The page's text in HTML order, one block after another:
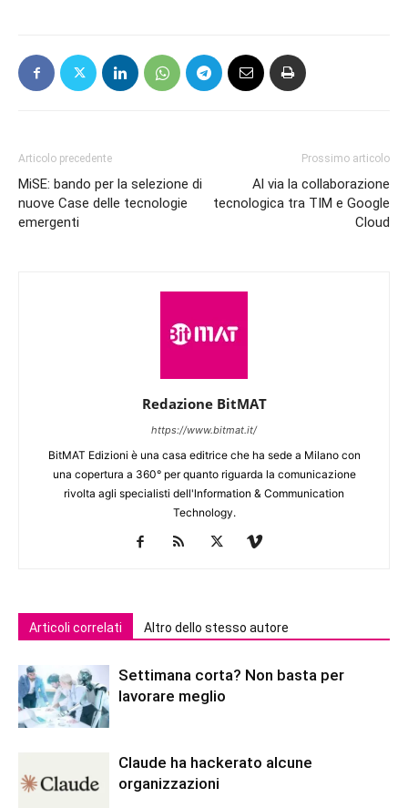
Articolo precedente
MiSE: bando per la selezione di
nuove Case delle tecnologie
emergenti
Prossimo articolo
Al via la collaborazione
tecnologica tra TIM e Google
Cloud
Redazione BitMAT
https://www.bitmat.it/
BitMAT Edizioni è una casa editrice che ha sede a Milano con
una copertura a 360° per quanto riguarda la comunicazione
rivolta agli specialisti dell'lnformation & Communication
Technology.
Articoli correlati Altro dello stesso autore
Settimana corta? Non basta per
lavorare meglio
Claude ha hackerato alcune
organizzazioni